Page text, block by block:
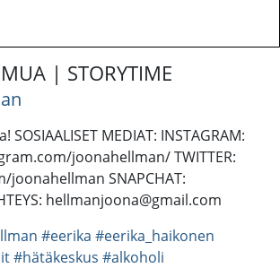
| STORYTIME
MEDIAT: INSTAGRAM:
joonahellman/ TWITTER:
SNAPCHAT:
hellmanjoona@gmail.com
#eerika #eerika_haikonen
#hätäkeskus #alkoholi